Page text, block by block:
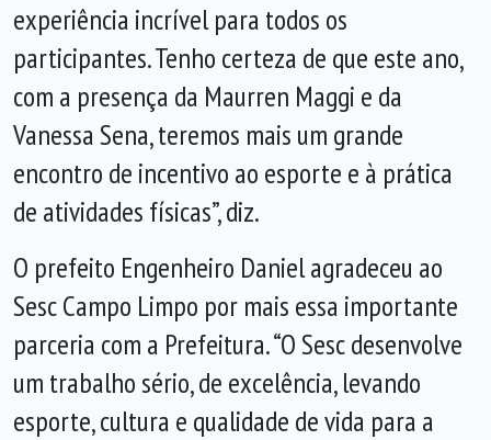
experiência incrível para todos os
participantes. Tenho certeza de que este ano,
com a presença da Maurren Maggi e da
Vanessa Sena, teremos mais um grande
encontro de incentivo ao esporte e à prática
de atividades físicas”, diz.
O prefeito Engenheiro Daniel agradeceu ao
Sesc Campo Limpo por mais essa importante
parceria com a Prefeitura. “O Sesc desenvolve
um trabalho sério, de excelência, levando
esporte, cultura e qualidade de vida para a